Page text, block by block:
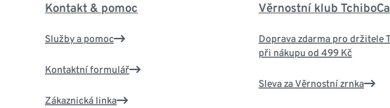
Kontakt & pomoc
Služby a pomoc
Kontaktní formulář
Zákaznická linka
Věrnostní klub
Doprava zdarma pro držitele
při nákupu od 499 Kč
Sleva za Věrnostní zrnka